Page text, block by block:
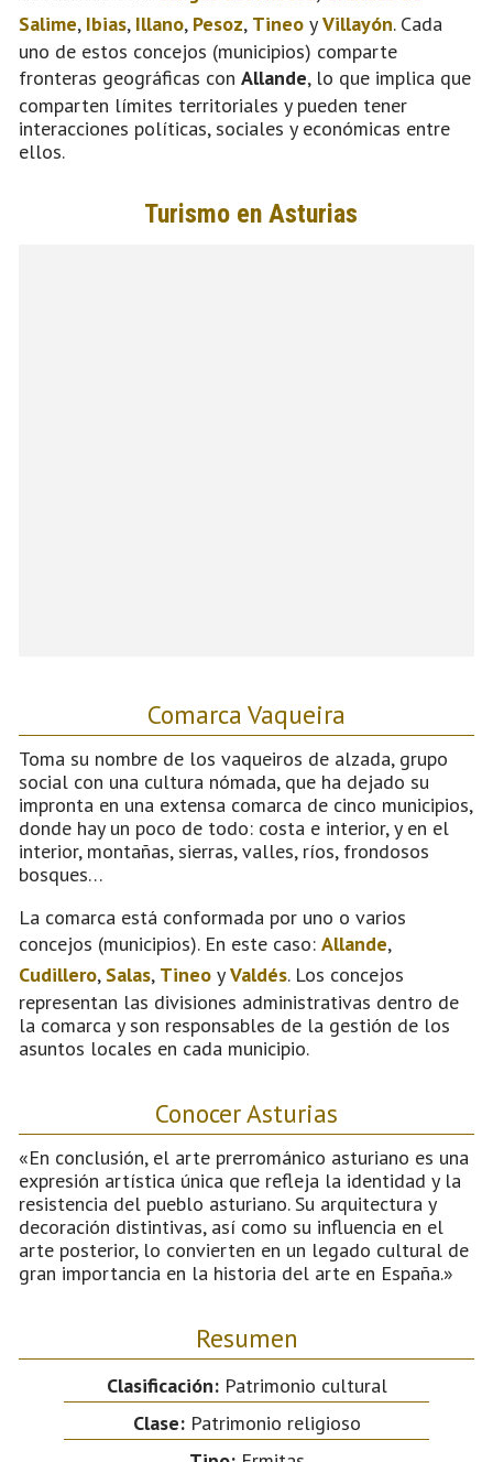
Salime, Ibias, Illano, Pesoz, Tineo yVillayón. Cada
uno de estos concejos (municipios) comparte
fronteras geográficas con Allande, lo que implica que
comparten límites territoriales y pueden tener
interacciones políticas, sociales y económicas entre
ellos.
Comarca Vaqueira
Toma su nombre de los vaqueiros de alzada, grupo
social con una cultura nómada, que ha dejado su
impronta en una extensa comarca de cinco municipios,
donde hay un poco de todo: costa e interior, y en el
interior, montañas, sierras, valles, ríos, frondosos
bosques…
La comarca está conformada por uno o varios
concejos (municipios). En este caso: Allande,
Cudillero, Salas, Tineo yValdés. Los concejos
representan las divisiones administrativas dentro de
la comarca y son responsables de la gestión de los
asuntos locales en cada municipio.
Conocer Asturias
«En conclusión, el arte prerrománico asturiano es una
expresión artística única que refleja la identidad y la
resistencia del pueblo asturiano. Su arquitectura y
decoración distintivas, así como su influencia en el
arte posterior, lo convierten en un legado cultural de
gran importancia en la historia del arte en España.»
Resumen
Clasificación:Patrimonio cultural
Clase:Patrimonio religioso